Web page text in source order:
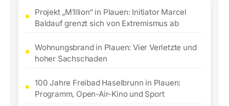
Projekt „M1llion“ in Plauen: Initiator Marcel
Baldauf grenzt sich von Extremismus ab
Wohnungsbrand in Plauen: Vier Verletzte und
hoher Sachschaden
100 Jahre Freibad Haselbrunn in Plauen:
Programm, Open-Air-Kino und Sport